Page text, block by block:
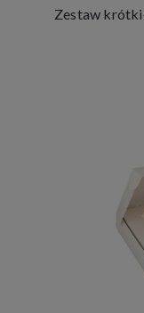
Zestaw